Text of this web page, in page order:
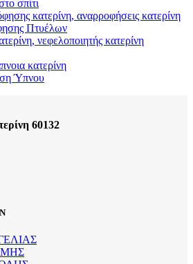
σπίτι
Πτυέλων
Ύπνου
60132